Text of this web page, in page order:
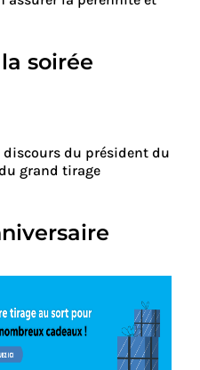
soirée
discours du président du
grand tirage